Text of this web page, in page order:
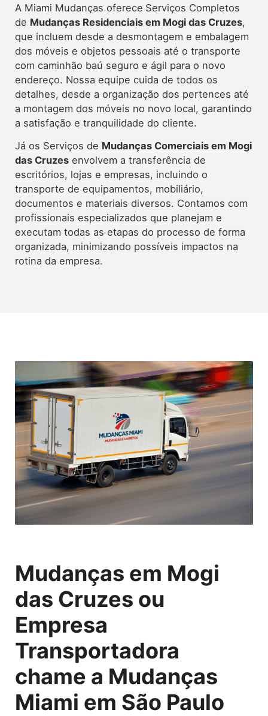
A Miami Mudanças oferece Serviços Completos
de Mudanças Residenciais em Mogi das Cruzes,
que incluem desde a desmontagem e embalagem
dos móveis e objetos pessoais até o transporte
com caminhão baú seguro e ágil para o novo
endereço. Nossa equipe cuida de todos os
detalhes, desde a organização dos pertences até
a montagem dos móveis no novo local, garantindo
a satisfação e tranquilidade do cliente.
Já os Serviços de Mudanças Comerciais em Mogi
das Cruzes envolvem a transferência de
escritórios, lojas e empresas, incluindo o
transporte de equipamentos, mobiliário,
documentos e materiais diversos. Contamos com
profissionais especializados que planejam e
executam todas as etapas do processo de forma
organizada, minimizando possíveis impactos na
rotina da empresa.
Mudanças em Mogi
das Cruzes ou
Empresa
Transportadora
chame a Mudanças
Miami em São Paulo